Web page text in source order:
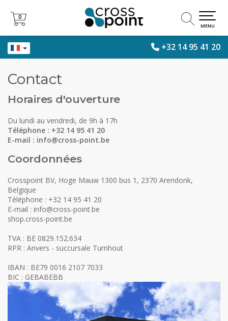
+32 14 95 41 20
0
0
MENU
Contact
Horaires d'ouverture
Du lundi au vendredi, de 9h à 17h
Téléphone : +32 14 95 41 20
E-mail : info@cross-point.be
Coordonnées
Crosspoint BV, Hoge Mauw 1300 bus 1, 2370 Arendonk,
Belgique
Téléphone : +32 14 95 41 20
E-mail : info@cross-point.be
shop.cross-point.be
TVA : BE 0829.152.634
RPR : Anvers - succursale Turnhout
IBAN : BE79 0016 2107 7033
BIC : GEBABEBB